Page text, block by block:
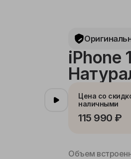
iPhone
Цена со
наличными
115 990 ₽
Объем